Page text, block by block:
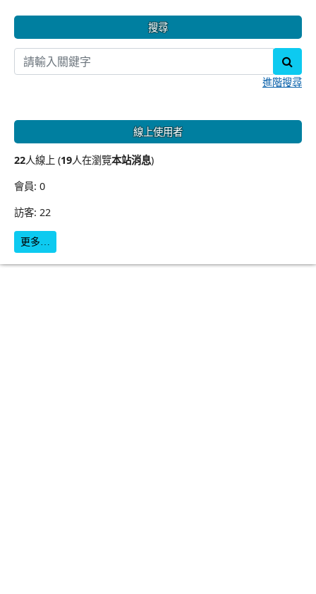
搜尋
進階搜尋
線上使用者
22人線上 (19人在瀏覽本站消息)
會員: 0
訪客: 22
更多…